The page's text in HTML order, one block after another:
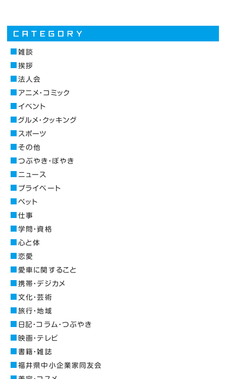
雑談
挨拶
法人会
アニメ・コミック
イベント
グルメ・クッキング
スポーツ
その他
つぶやき・ぼやき
ニュース
プライベート
ペット
仕事
学問・資格
心と体
恋愛
愛車に関すること
携帯・デジカメ
文化・芸術
旅行・地域
日記・コラム・つぶやき
映画・テレビ
書籍・雑誌
福井県中小企業家同友会